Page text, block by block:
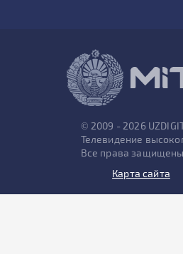
© 2009 - 2026
Телевидение
Все права защищены.
Карта сайта